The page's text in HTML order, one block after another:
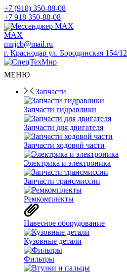
+7 (918) 350-88-08
+7 918 350-88-08
Мессенджер MAX
mirjcb@mail.ru
г. Краснодар ул. Бородинская 154/12
МЕНЮ
Запчасти
Запчасти гидравлики
Запчасти для двигателя
Запчасти ходовой части
Электрика и электроника
Запчасти трансмиссии
Ремкомплекты
Навесное оборудование
Кузовные детали
Фильтры